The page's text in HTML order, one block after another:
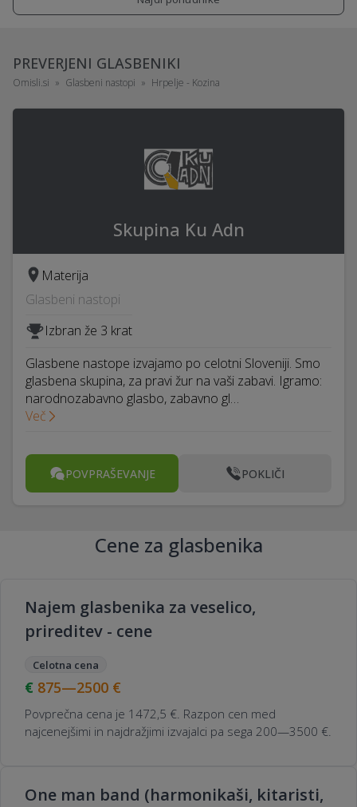
PREVERJENI GLASBENIKI
Omisli.si Glasbeni nastopi Hrpelje - Kozina
Skupina Ku Adn
Materija
Glasbeni nastopi
Izbran že 3 krat
Glasbene nastope izvajamo po celotni Sloveniji. Smo
glasbena skupina, za pravi žur na vaši zabavi. Igramo:
narodnozabavno glasbo, zabavno gl…
Več
POVPRAŠEVANJE POKLIČI
Cene za glasbenika
Najem glasbenika za veselico,
prireditev - cene
Celotna cena
875—2500 €
Povprečna cena je 1472,5 €. Razpon cen med
najcenejšimi in najdražjimi izvajalci pa sega 200—3500 €.
One man band (harmonikaši, kitaristi,